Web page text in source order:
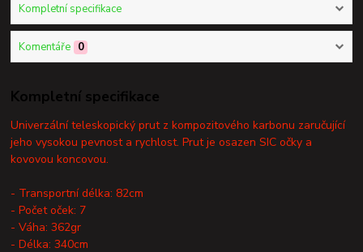
Kompletní specifikace
Komentáře 0
Kompletní specifikace
Univerzálníteleskopický prut z kompozitového karbonu zaručující
jeho vysokou pevnost a rychlost. Prut je osazen SIC očky a
kovovou koncovou.
- Transportní délka: 82cm
- Počet oček: 7
- Váha: 362gr
- Délka: 340cm